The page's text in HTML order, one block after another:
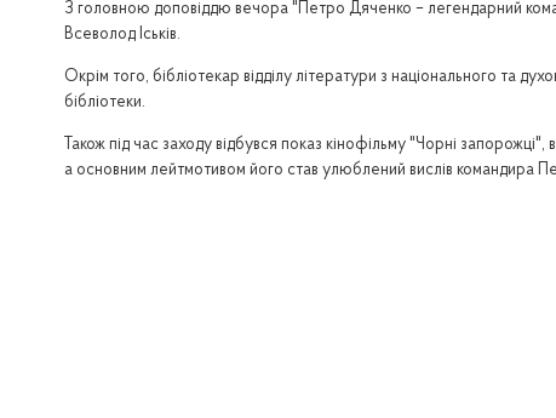
З головною доповіддю вечора "Петро Дяченко – легендарний
Всеволод Іськів.
Окрім того, бібліотекар відділу літератури з національного та
бібліотеки.
Також під час заходу відбувся показ кінофільму "Чорні
а основним лейтмотивом його став улюблений вислів командира